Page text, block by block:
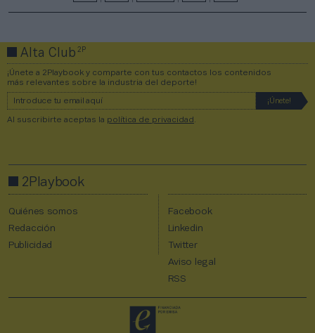
Alta Club2P
¡Únete a 2Playbook y comparte con tus contactos los contenidos
más relevantes sobre la industria del deporte!
Al suscribirte aceptas la política de privacidad
2Playbook
Quiénes somos
Redacción
Publicidad
Facebook
Linkedin
Twitter
Aviso legal
RSS